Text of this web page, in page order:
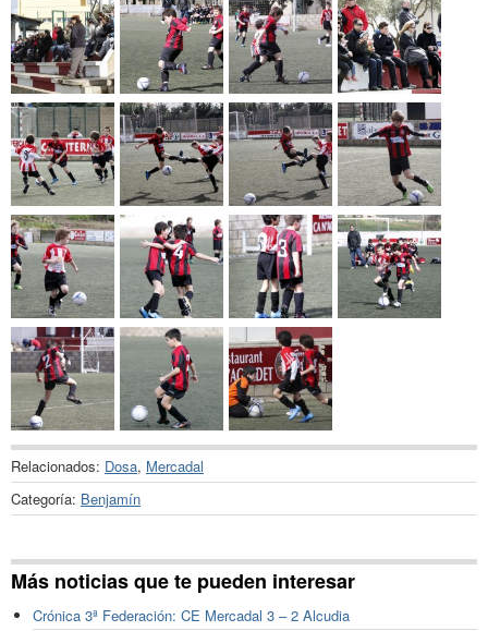
Relacionados: Dosa, Mercadal
Categoría: Benjamín
Más noticias que te pueden interesar
Crónica 3ª Federación: CE Mercadal 3 – 2 Alcudia